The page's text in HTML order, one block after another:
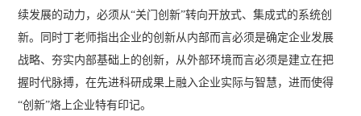
续发展的动力，必须从“关门创新”转向开放式、集成式的系统创
新。同时丁老师指出企业的创新从内部而言必须是确定企业发展
战略、夯实内部基础上的创新，从外部环境而言必须是建立在把
握时代脉搏，在先进科研成果上融入企业实际与智慧，进而使得
“创新”烙上企业特有印记。